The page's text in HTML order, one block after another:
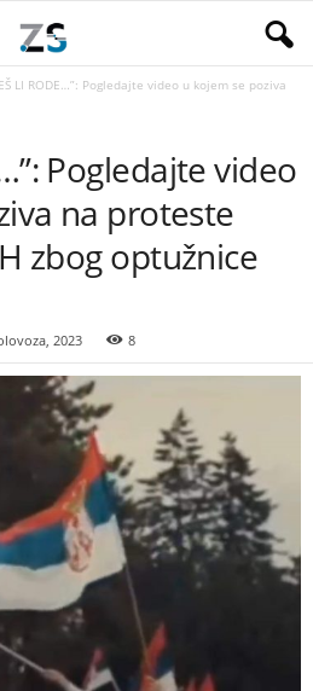
LI RODE…”: Pogledajte video u kojem se poziva
Pogledajte video
na proteste
zbog optužnice
2023 8